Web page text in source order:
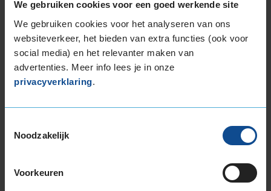
We gebruiken cookies voor een goed werkende site
We gebruiken cookies voor het analyseren van ons
websiteverkeer, het bieden van extra functies (ook voor
social media) en het relevanter maken van
advertenties. Meer info lees je in onze
privacyverklaring.
Noodzakelijk
Voorkeuren
205/60R16 92H
205/60R16 96H EXTRALOAD
205/60R16 96H EXTRALOAD
205/65R16 95H
215/55R16 93H
215/55R16 97H EXTRALOAD
215/65R16 98H
225/55R16 99H EXTRALOAD